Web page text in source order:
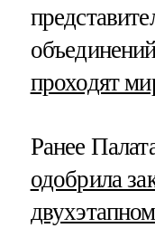
проходят
Ранее
одобрила